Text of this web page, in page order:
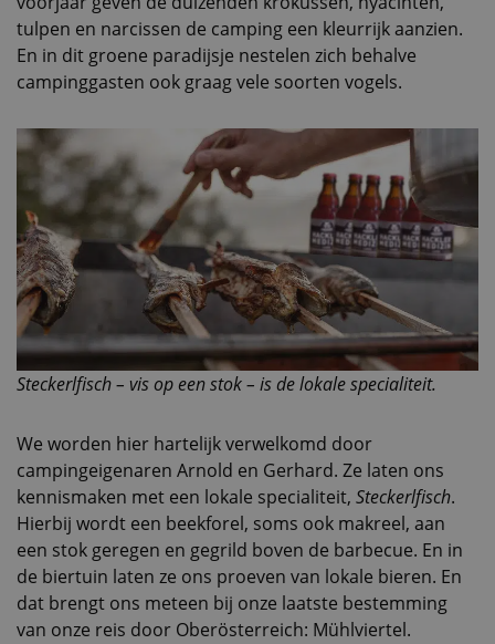
tulpen en narcissen de camping een kleurrijk aanzien.
En in dit groene paradijsje nestelen zich behalve
campinggasten ook graag vele soorten vogels.
Steckerlfisch – vis op een stok – is de lokale specialiteit.
We worden hier hartelijk verwelkomd door
campingeigenaren Arnold en Gerhard. Ze laten ons
kennismaken met een lokale specialiteit, Steckerlfisch.
Hierbij wordt een beekforel, soms ook makreel, aan
een stok geregen en gegrild boven de barbecue. En in
de biertuin laten ze ons proeven van lokale bieren. En
dat brengt ons meteen bij onze laatste bestemming
van onze reis door Oberösterreich: Mühlviertel.